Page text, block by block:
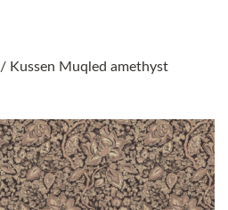
/ Kussen Muqled amethyst